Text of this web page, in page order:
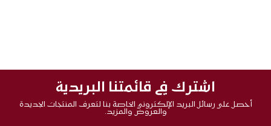
اشترك في قائمتنا البريدية
أحصل على رسائل البريد الإلكتروني الخاصة بنا لتعرف المنتجات الجديدة
والعروض والمزيد.